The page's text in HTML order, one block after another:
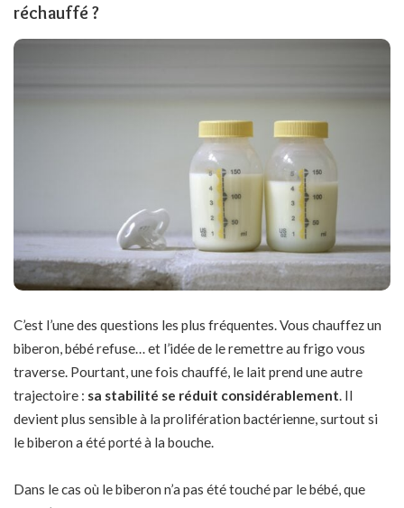
réchauffé ?
C’est l’une des questions les plus fréquentes. Vous chauffez un
biberon, bébé refuse… et l’idée de le remettre au frigo vous
traverse. Pourtant, une fois chauffé, le lait prend une autre
trajectoire : sa stabilité se réduit considérablement. Il
devient plus sensible à la prolifération bactérienne, surtout si
le biberon a été porté à la bouche.
Dans le cas où le biberon n’a pas été touché par le bébé, que